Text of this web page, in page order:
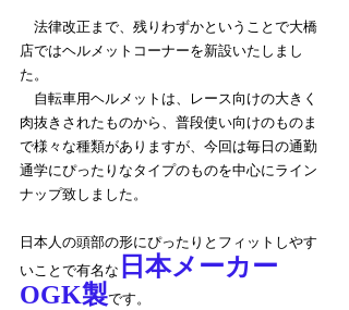
法律改正まで、残りわずかということで大橋
店ではヘルメットコーナーを新設いたしまし
た。
自転車用ヘルメットは、レース向けの大きく
肉抜きされたものから、普段使い向けのものま
で様々な種類がありますが、今回は毎日の通勤
通学にぴったりなタイプのものを中心にライン
ナップ致しました。
日本人の頭部の形にぴったりとフィットしやす
いことで有名な 日本メーカー
OGK製です。